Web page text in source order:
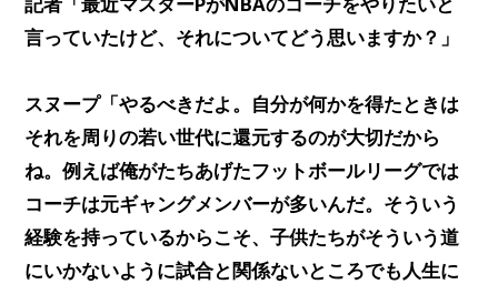
言っていたけど、それについてどう思いますか？」
スヌープ「やるべきだよ。自分が何かを得たときは
それを周りの若い世代に還元するのが大切だから
ね。例えば俺がたちあげたフットボールリーグでは
コーチは元ギャングメンバーが多いんだ。そういう
経験を持っているからこそ、子供たちがそういう道
にいかないように試合と関係ないところでも人生に